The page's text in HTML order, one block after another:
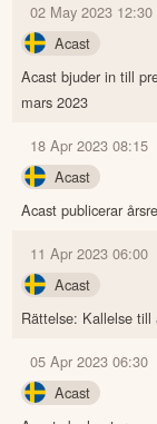
02 May 2023 12:30
Acast
Acast bjuder in till
mars 2023
18 Apr 2023 08:15
Acast
Acast publicerar
11 Apr 2023 06:00
Acast
Rättelse: Kallelse
05 Apr 2023 06:30
Acast